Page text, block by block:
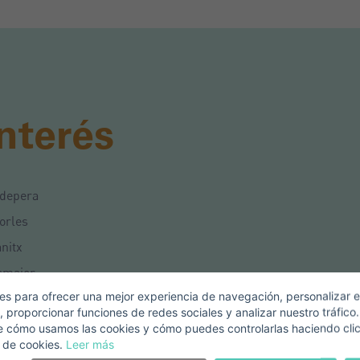
Electrónico*
Vende tu Propiedad
United
States
+1
para ofrecer una mejor experiencia de navegación, personalizar
proporcionar funciones de redes sociales y analizar nuestro
cómo usamos las cookies y cómo puedes controlarlas haciendo
cookies. Leer más